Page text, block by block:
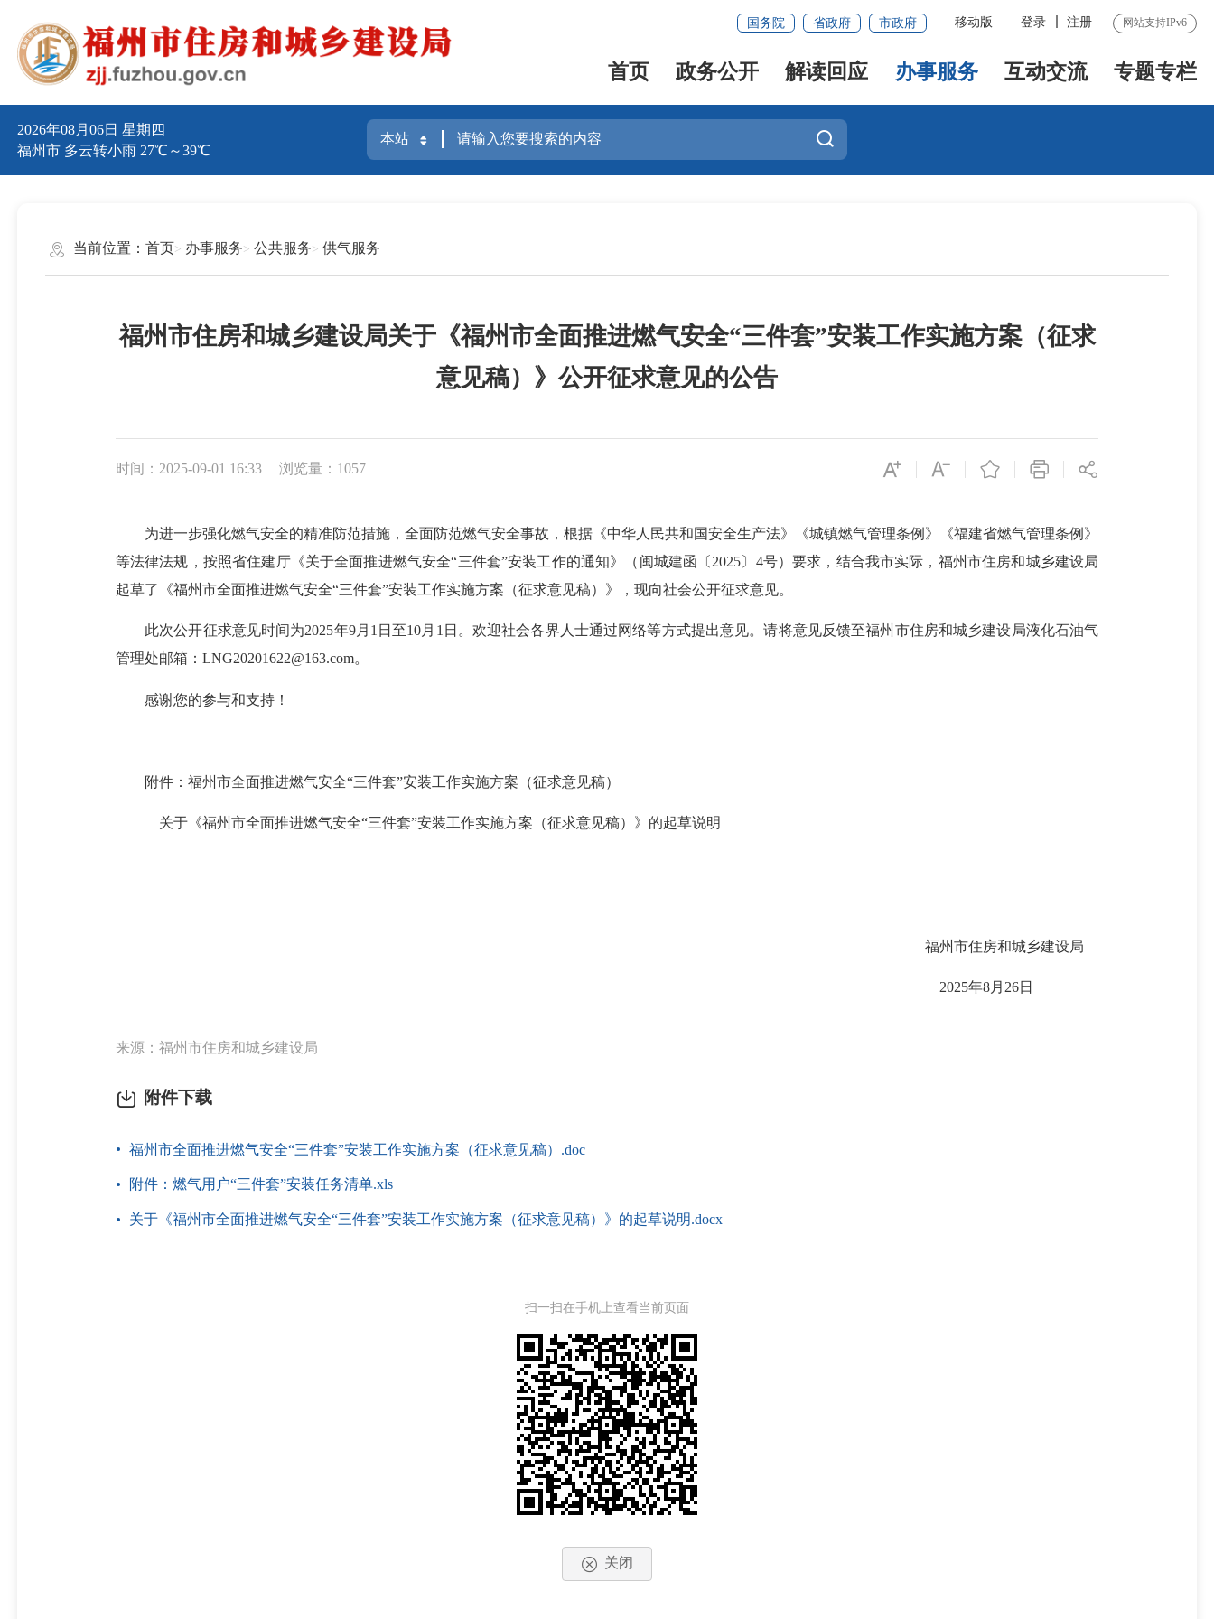
国务院 省政府 市政府 移动版 登录 注册 网站支持IPv6
首页 政务公开 解读回应 办事服务 互动交流 专题专栏
2026年08月06日 星期四
福州市 多云转小雨 27℃～39℃
当前位置： 首页 办事服务 公共服务 供气服务
福州市住房和城乡建设局关于《福州市全面推进燃气安全“三件套”安装工作实施方案（征求
意见稿）》公开征求意见的公告
时间：2025-09-01 16:33 浏览量：1057
为进一步强化燃气安全的精准防范措施，全面防范燃气安全事故，根据《中华人民共和国安全生产法》《城镇燃气管理条例》《福建省燃气管理条例》
等法律法规，按照省住建厅《关于全面推进燃气安全“三件套”安装工作的通知》（闽城建函〔2025〕4号）要求，结合我市实际，福州市住房和城乡建设局
起草了《福州市全面推进燃气安全“三件套”安装工作实施方案（征求意见稿）》，现向社会公开征求意见。
此次公开征求意见时间为2025年9月1日至10月1日。欢迎社会各界人士通过网络等方式提出意见。请将意见反馈至福州市住房和城乡建设局液化石油气
管理处邮箱：LNG20201622@163.com。
感谢您的参与和支持！
附件：福州市全面推进燃气安全“三件套”安装工作实施方案（征求意见稿）
关于《福州市全面推进燃气安全“三件套”安装工作实施方案（征求意见稿）》的起草说明
福州市住房和城乡建设局
2025年8月26日
来源：福州市住房和城乡建设局
附件下载
福州市全面推进燃气安全“三件套”安装工作实施方案（征求意见稿）.doc
附件：燃气用户“三件套”安装任务清单.xls
关于《福州市全面推进燃气安全“三件套”安装工作实施方案（征求意见稿）》的起草说明.docx
扫一扫在手机上查看当前页面
关闭